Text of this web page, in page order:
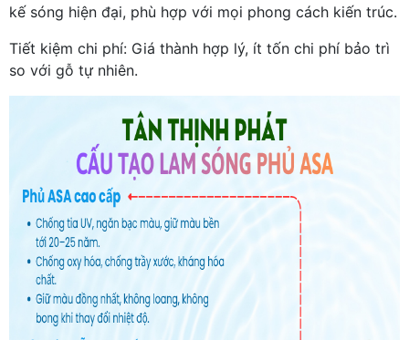
kế sóng hiện đại, phù hợp với mọi phong cách kiến trúc.
Tiết kiệm chi phí: Giá thành hợp lý, ít tốn chi phí bảo trì
so với gỗ tự nhiên.